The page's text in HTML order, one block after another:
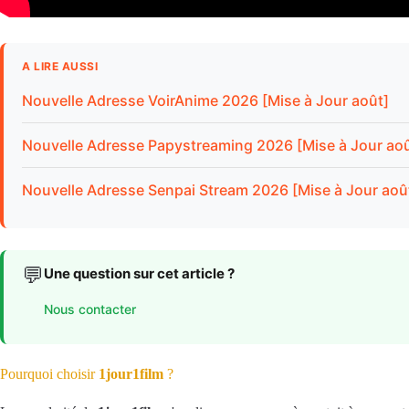
A LIRE AUSSI
Nouvelle Adresse VoirAnime 2026 [Mise à Jour août]
Nouvelle Adresse Papystreaming 2026 [Mise à Jour
Nouvelle Adresse Senpai Stream 2026 [Mise à Jour
💬 Une question sur cet article ?
Nous contacter
Pourquoi choisir 1jour1film ?